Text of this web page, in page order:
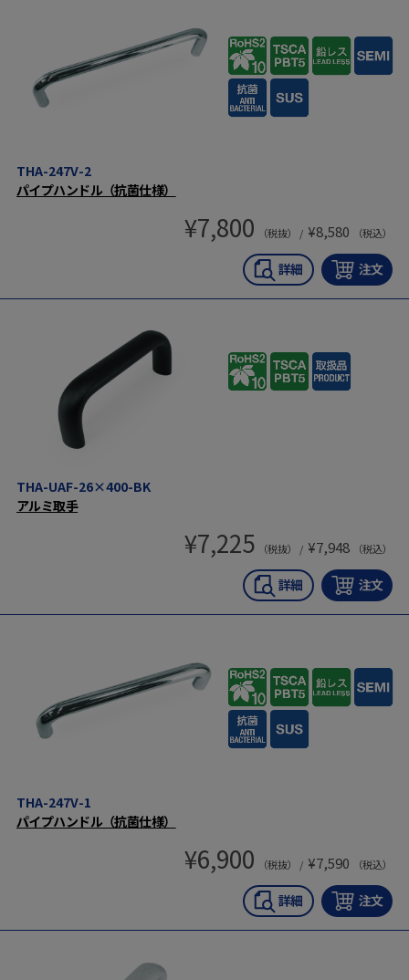
THA-247V-2
パイプハンドル（抗菌仕様）
¥7,800 （税抜） / ¥8,580 （税込）
THA-UAF-26×400-BK
アルミ取手
¥7,225 （税抜） / ¥7,948 （税込）
THA-247V-1
パイプハンドル（抗菌仕様）
¥6,900 （税抜） / ¥7,590 （税込）